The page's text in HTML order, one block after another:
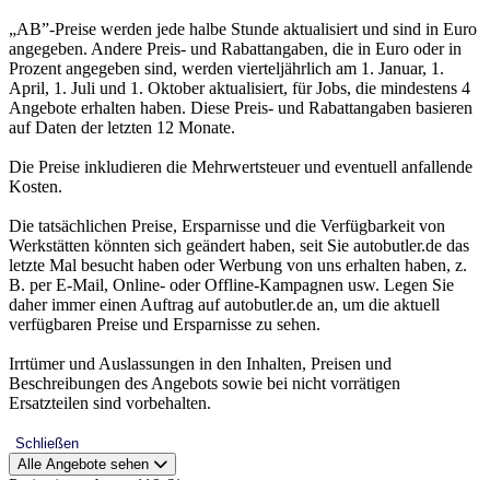
„AB”-Preise werden jede halbe Stunde aktualisiert und sind in Euro
angegeben. Andere Preis- und Rabattangaben, die in Euro oder in
Prozent angegeben sind, werden vierteljährlich am 1. Januar, 1.
April, 1. Juli und 1. Oktober aktualisiert, für Jobs, die mindestens 4
Angebote erhalten haben. Diese Preis- und Rabattangaben basieren
auf Daten der letzten 12 Monate.
Die Preise inkludieren die Mehrwertsteuer und eventuell anfallende
Kosten.
Die tatsächlichen Preise, Ersparnisse und die Verfügbarkeit von
Werkstätten könnten sich geändert haben, seit Sie autobutler.de das
letzte Mal besucht haben oder Werbung von uns erhalten haben, z.
B. per E-Mail, Online- oder Offline-Kampagnen usw. Legen Sie
daher immer einen Auftrag auf autobutler.de an, um die aktuell
verfügbaren Preise und Ersparnisse zu sehen.
Irrtümer und Auslassungen in den Inhalten, Preisen und
Beschreibungen des Angebots sowie bei nicht vorrätigen
Ersatzteilen sind vorbehalten.
Schließen
Alle Angebote sehen